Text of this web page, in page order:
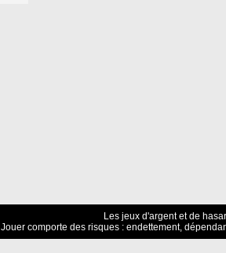
Les jeux d'argent et de
Jouer comporte des risques : endettement,